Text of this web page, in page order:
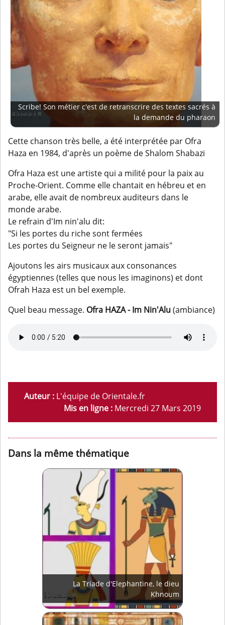
Scribe! Son métier c'est de retranscrire des textes sacrés à
la demande du pharaon
Cette chanson très belle, a été interprétée par Ofra
Haza en 1984, d'après un poème de Shalom Shabazi
Ofra Haza est une artiste qui a milité pour la paix au
Proche-Orient. Comme elle chantait en hébreu et en
arabe, elle avait de nombreux auditeurs dans le
monde arabe.
Le refrain d'Im nin'alu dit:
"Si les portes du riche sont fermées
Les portes du Seigneur ne le seront jamais"
Ajoutons les airs musicaux aux consonances
égyptiennes (telles que nous les imaginons) et dont
Ofrah Haza est un bel exemple.
Quel beau message. Ofra HAZA - Im Nin'Alu(ambiance)
Auteur : L'équipe de Orientale.fr
Mis en ligne : Mercredi 27 Mars 2019
Dans la même thématique
La Triade d'Elephantine, le dieu
Khnoum